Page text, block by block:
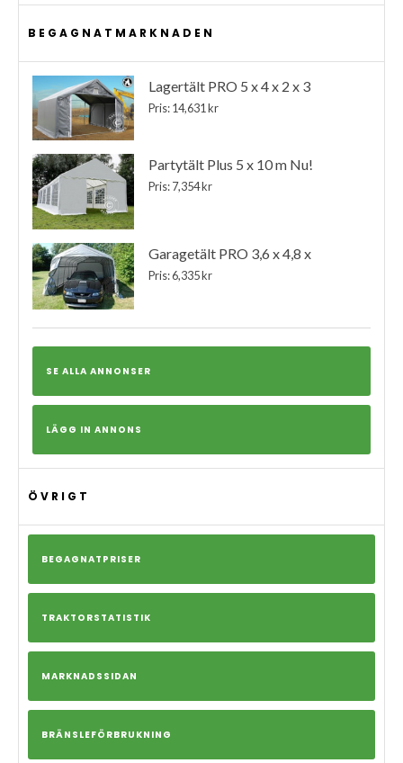
BEGAGNATMARKNADEN
Lagertält PRO 5 x 4 x 2 x 3
Pris: 14,631 kr
Partytält Plus 5 x 10 m Nu!
Pris: 7,354 kr
Garagetält PRO 3,6 x 4,8 x
Pris: 6,335 kr
SE ALLA ANNONSER
LÄGG IN ANNONS
ÖVRIGT
BEGAGNATPRISER
TRAKTORSTATISTIK
MARKNADSSIDAN
BRÄNSLEFÖRBRUKNING